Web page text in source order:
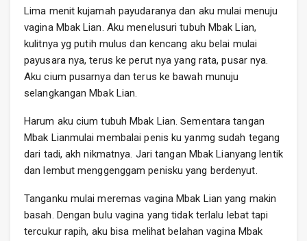
Lima menit kujamah payudaranya dan aku mulai menuju
vagina Mbak Lian. Aku menelusuri tubuh Mbak Lian,
kulitnya yg putih mulus dan kencang aku belai mulai
payusara nya, terus ke perut nya yang rata, pusar nya.
Aku cium pusarnya dan terus ke bawah munuju
selangkangan Mbak Lian.
Harum aku cium tubuh Mbak Lian. Sementara tangan
Mbak Lianmulai membalai penis ku yanmg sudah tegang
dari tadi, akh nikmatnya. Jari tangan Mbak Lianyang lentik
dan lembut menggenggam penisku yang berdenyut.
Tanganku mulai meremas vagina Mbak Lian yang makin
basah. Dengan bulu vagina yang tidak terlalu lebat tapi
tercukur rapih, aku bisa melihat belahan vagina Mbak